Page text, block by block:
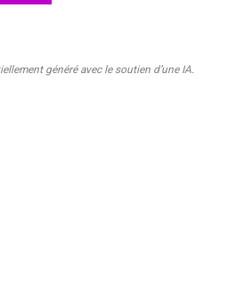
généré avec le soutien d’une IA.